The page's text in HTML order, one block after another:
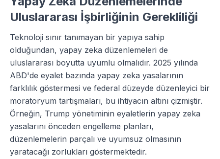
Uluslararası İşbirliğinin Gerekliliği
Teknoloji sınır tanımayan bir yapıya sahip
olduğundan, yapay zeka düzenlemeleri de
uluslararası boyutta uyumlu olmalıdır. 2025 yılında
ABD'de eyalet bazında yapay zeka yasalarının
farklılık göstermesi ve federal düzeyde düzenleyici bir
moratoryum tartışmaları, bu ihtiyacın altını çizmiştir.
Örneğin, Trump yönetiminin eyaletlerin yapay zeka
yasalarını önceden engelleme planları,
düzenlemelerin parçalı ve uyumsuz olmasının
yaratacağı zorlukları göstermektedir.